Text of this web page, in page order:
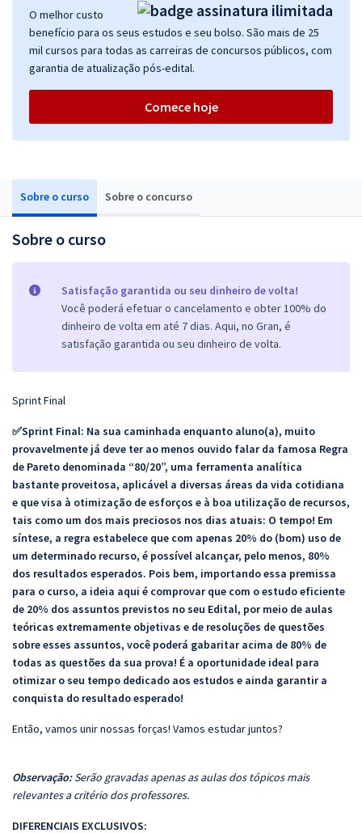
Sobre o curso Sobre o concurso
Sobre o curso
Satisfação garantida ou seu dinheiro de volta!
Você poderá efetuar o cancelamento e obter 100% do
dinheiro de volta em até 7 dias. Aqui, no Gran, é
satisfação garantida ou seu dinheiro de volta.
Sprint Final
✅Sprint Final: Na sua caminhada enquanto aluno(a), muito
provavelmente já deve ter ao menos ouvido falar da famosa Regra
de Pareto denominada “80/20”, uma ferramenta analítica
bastante proveitosa, aplicável a diversas áreas da vida cotidiana
e que visa à otimização de esforços e à boa utilização de recursos,
tais como um dos mais preciosos nos dias atuais: O tempo! Em
síntese, a regra estabelece que com apenas 20% do (bom) uso de
um determinado recurso, é possível alcançar, pelo menos, 80%
dos resultados esperados. Pois bem, importando essa premissa
para o curso, a ideia aqui é comprovar que com o estudo eficiente
de 20% dos assuntos previstos no seu Edital, por meio de aulas
teóricas extremamente objetivas e de resoluções de questões
sobre esses assuntos, você poderá gabaritar acima de 80% de
todas as questões da sua prova! É a oportunidade ideal para
otimizar o seu tempo dedicado aos estudos e ainda garantir a
conquista do resultado esperado!
Então, vamos unir nossas forças! Vamos estudar juntos?
Observação:Serão gravadas apenas as aulas dos tópicos mais
relevantes a critério dos professores.
DIFERENCIAIS EXCLUSIVOS:
O melhor custo
benefício para os seus estudos e seu bolso. São mais de 25
mil cursos para todas as carreiras de concursos públicos, com
garantia de atualização pós-edital.
Comece hoje